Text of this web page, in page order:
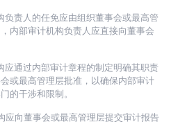
人的任免应由组织董事会或最高管
内部审计机构负责人应直接向董事会
过内部审计章程的制定明确其职责
或最高管理层批准，以确保内部审计
的干涉和限制。
向董事会或最高管理层提交审计报告